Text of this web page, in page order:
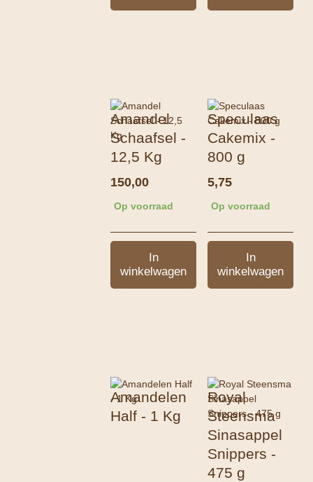
Amandel
Schaafsel -
12,5 Kg
150,00
Op voorraad
In
winkelwagen
Speculaas
Cakemix -
800 g
5,75
Op voorraad
In
winkelwagen
Amandelen
Half - 1 Kg
Royal
Steensma
Sinasappel
Snippers -
475 g